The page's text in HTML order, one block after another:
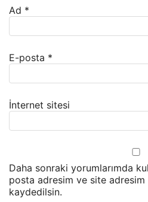
Ad *
E-posta *
İnternet sitesi
Daha sonraki yorumlarımda
posta adresim ve site adresim
kaydedilsin.